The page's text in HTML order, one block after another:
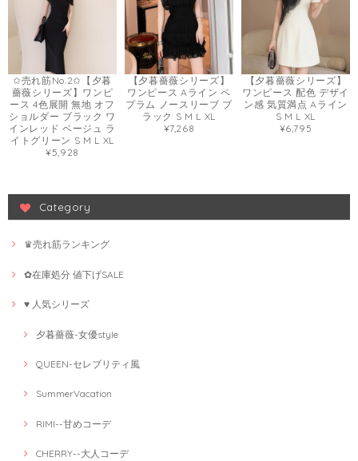
✩売れ筋No.2✩【夕暮
薔薇シリーズ】ワンピ
ース 4色展開 無地 オフ
ショルダー ブラック ワ
インレッド ベージュ ラ
イトグリーン S M L XL
¥5,928
【夕暮薔薇シリーズ】
ワンピース Aライン ペ
プラム ノースリーブ ブ
ラック S M L XL
¥7,268
【夕暮薔薇シリーズ】
ワンピース 配色 デザイ
ン感 気質満点 Aライン
S M L XL
¥6,795
Category
♛売れ筋ランキング
✿在庫処分 値下げSALE
♥ 人気シリーズ
夕暮薔薇-女優style
QUEEN-セレブリティ風
SummerVacation
RIMI--甘めコーデ
CHERRY--大人コーデ